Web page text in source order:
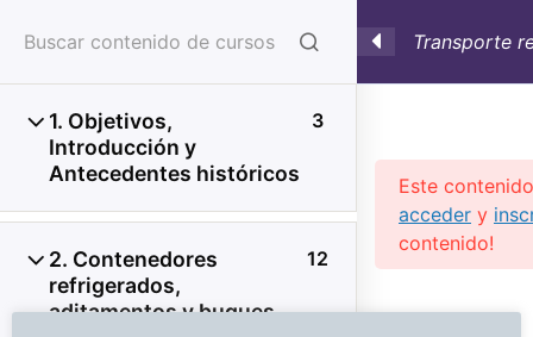
Previous Slide
Investigación de daños a alimentos en contenedores
Transporte
1. Objetivos,
Introducción y
Antecedentes históricos
3
2. Contenedores
refrigerados,
aditamentos y buques
12
Este
acceder y
contenido!